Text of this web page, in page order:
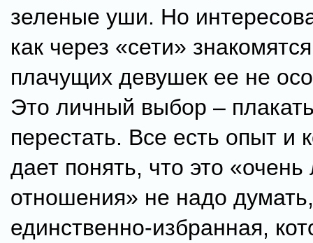
зеленые уши. Но
как через «сети»
плачущих девушек ее не
Это личный выбор –
перестать. Все есть опыт и
дает понять, что это «очень
отношения» не надо
единственно-избранная,